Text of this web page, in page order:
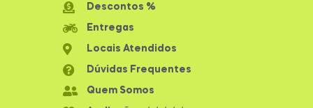
Descontos %
Entregas
Locais Atendidos
Dúvidas Frequentes
Quem Somos